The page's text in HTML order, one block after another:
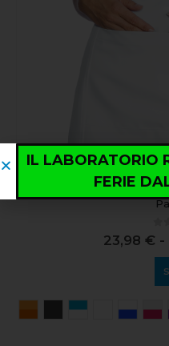
0
23,98 € -
IL LABORATORIO
FERIE